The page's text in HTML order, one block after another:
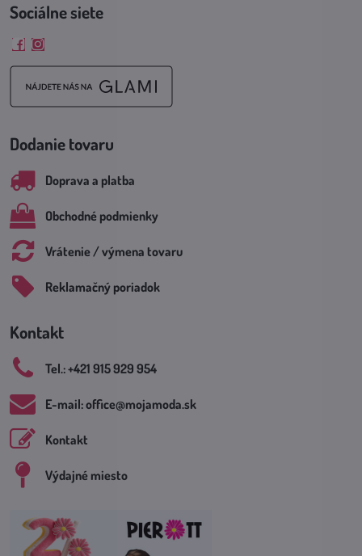
Sociálne siete
FacebookInstagram
Dodanie tovaru
Doprava a platba
Obchodné podmienky
Vrátenie / výmena tovaru
Reklamačný poriadok
Kontakt
Tel​.: +421 915 929 954
E-mail: office​@mojamoda​.sk
Kontakt
Výdajné miesto